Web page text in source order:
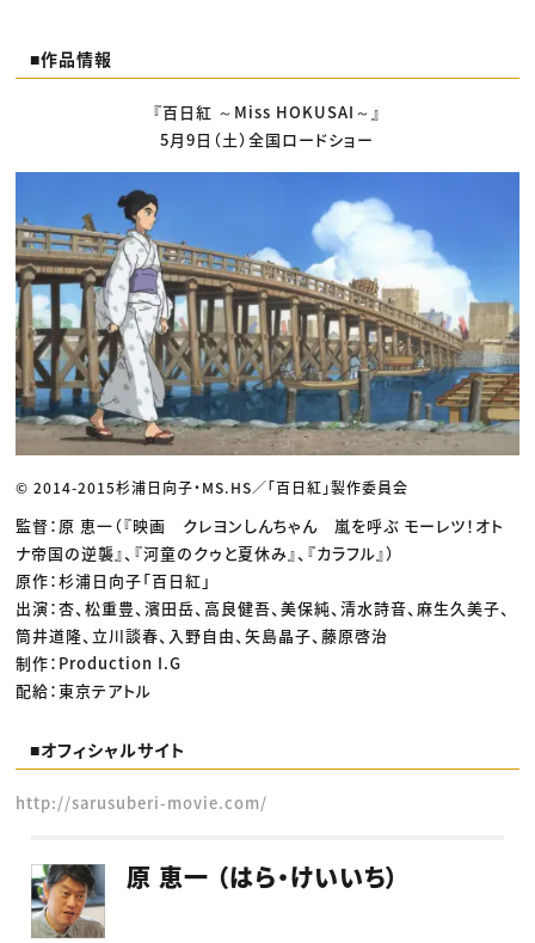
■作品情報
『百日紅 ～Miss HOKUSAI～』
5月9日（土）全国ロードショー
© 2014-2015杉浦日向子・MS.HS／「百日紅」製作委員会
監督：原 恵一（『映画 クレヨンしんちゃん 嵐を呼ぶ モーレツ！オト
ナ帝国の逆襲』、『河童のクゥと夏休み』、『カラフル』）
原作：杉浦日向子「百日紅」
出演：杏、松重豊、濱田岳、高良健吾、美保純、清水詩音、麻生久美子、
筒井道隆、立川談春、入野自由、矢島晶子、藤原啓治
制作：Production I.G
配給：東京テアトル
■オフィシャルサイト
http://sarusuberi-movie.com/
原 恵一 （はら・けいいち）